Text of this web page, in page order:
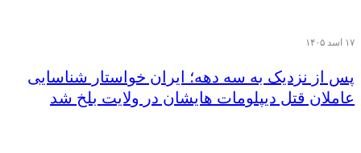
۱۷ اسد ۱۴۰۵
پس از نزدیک‌ به سه دهه؛ ایران خواستار شناسایی
عاملان قتل دیپلومات هایشان در ولایت بلخ شد